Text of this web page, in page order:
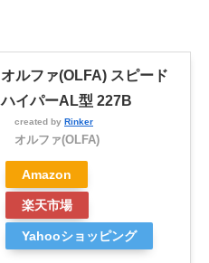
オルファ(OLFA) スピード
ハイパーAL型 227B
created by Rinker
オルファ(OLFA)
Amazon
楽天市場
Yahooショッピング